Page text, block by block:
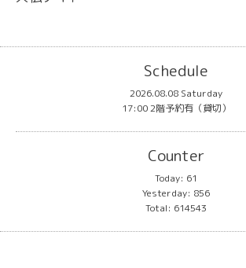
Schedule
2026.08.08 Saturday
17:00 2階予約有（貸切）
Counter
Today: 61
Yesterday: 856
Total: 614543